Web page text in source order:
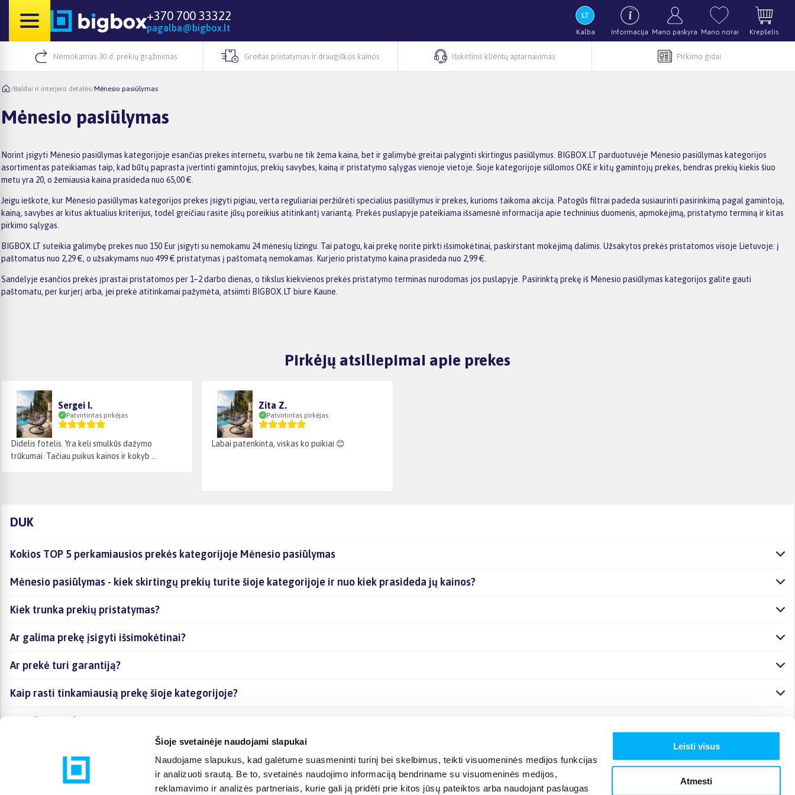
Šioje svetainėje naudojami slapukai
Naudojame slapukus, kad galėtume suasmeninti turinį bei skelbimus, teikti visuomeninės medijos funkcijas
ir analizuoti srautą. Be to, svetainės naudojimo informaciją bendriname su visuomeninės medijos,
reklamavimo ir analizės partneriais, kurie gali ją pridėti prie kitos jūsų pateiktos arba naudojant paslaugas
Leisti visus
Atmesti
+370 700 33322
pagalba@bigbox.lt Kalba Informacija Mano paskyra Mano norai Krepšelis
Nemokamas 30 d. prekių grąžinimas Greitas pristatymas ir draugiškos kainos Išskirtinis klientų aptarnavimas Pirkimo gidai
/Baldai ir interjero detalės/Mėnesio pasiūlymas
Mėnesio pasiūlymas
Norint įsigyti Mėnesio pasiūlymas kategorijoje esančias prekes internetu, svarbu ne tik žema kaina, bet ir galimybė greitai palyginti skirtingus pasiūlymus. BIGBOX.LT parduotuvėje Mėnesio pasiūlymas kategorijos
asortimentas pateikiamas taip, kad būtų paprasta įvertinti gamintojus, prekių savybes, kainą ir pristatymo sąlygas vienoje vietoje. Šioje kategorijoje siūlomos OKE ir kitų gamintojų prekės, bendras prekių kiekis šiuo
metu yra 20, o žemiausia kaina prasideda nuo 65,00 €.
Jeigu ieškote, kur Mėnesio pasiūlymas kategorijos prekes įsigyti pigiau, verta reguliariai peržiūrėti specialius pasiūlymus ir prekes, kurioms taikoma akcija. Patogūs filtrai padeda susiaurinti pasirinkimą pagal gamintoją,
kainą, savybes ar kitus aktualius kriterijus, todėl greičiau rasite jūsų poreikius atitinkantį variantą. Prekės puslapyje pateikiama išsamesnė informacija apie techninius duomenis, apmokėjimą, pristatymo terminą ir kitas
pirkimo sąlygas.
BIGBOX.LT suteikia galimybę prekes nuo 150 Eur įsigyti su nemokamu 24 mėnesių lizingu. Tai patogu, kai prekę norite pirkti išsimokėtinai, paskirstant mokėjimą dalimis. Užsakytos prekės pristatomos visoje Lietuvoje: į
paštomatus nuo 2,29 €, o užsakymams nuo 499 € pristatymas į paštomatą nemokamas. Kurjerio pristatymo kaina prasideda nuo 2,99 €.
Sandėlyje esančios prekės įprastai pristatomos per 1–2 darbo dienas, o tikslus kiekvienos prekės pristatymo terminas nurodomas jos puslapyje. Pasirinktą prekę iš Mėnesio pasiūlymas kategorijos galite gauti
paštomatu, per kurjerį arba, jei prekė atitinkamai pažymėta, atsiimti BIGBOX.LT biure Kaune.
Pirkėjų atsiliepimai apie prekes
Sergei I.
Patvirtintas pirkėjas
Didelis fotelis. Yra keli smulkūs dažymo
trūkumai. Tačiau puikus kainos ir kokyb ...
Zita Z.
Patvirtintas pirkėjas
Labai patenkinta, viskas ko puikiai 😊
DUK
Kokios TOP 5 perkamiausios prekės kategorijoje Mėnesio pasiūlymas
Mėnesio pasiūlymas - kiek skirtingų prekių turite šioje kategorijoje ir nuo kiek prasideda jų kainos?
Kiek trunka prekių pristatymas?
Ar galima prekę įsigyti išsimokėtinai?
Ar prekė turi garantiją?
Kaip rasti tinkamiausią prekę šioje kategorijoje?
Ar galima prekę atsiimti vietoje?